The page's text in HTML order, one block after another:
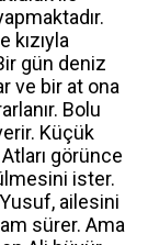
kızıyla
gün deniz
ve bir at ona
Bolu
Küçük
görünce
ister.
ailesini
sürer. Ama